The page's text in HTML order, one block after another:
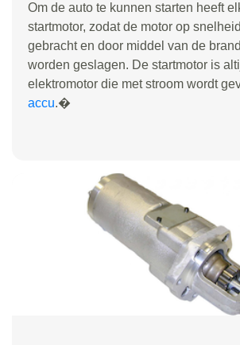
Om de auto te kunnen starten heeft
startmotor, zodat de motor op
gebracht en door middel van de
worden geslagen. De startmotor is
elektromotor die met stroom wordt
accu.�